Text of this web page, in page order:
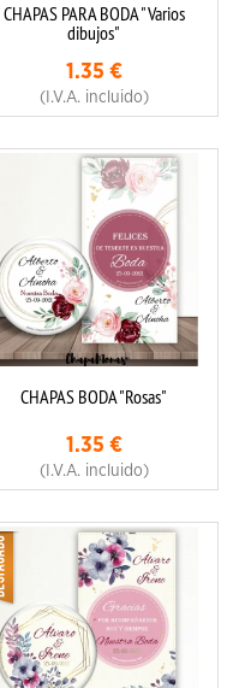
CHAPAS PARA BODA "Varios
dibujos"
1.35 €
(I.V.A. incluido)
CHAPAS BODA "Rosas"
1.35 €
(I.V.A. incluido)